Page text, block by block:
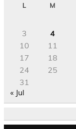
L M
3
4
10
11
17
18
24
25
31
« Jul